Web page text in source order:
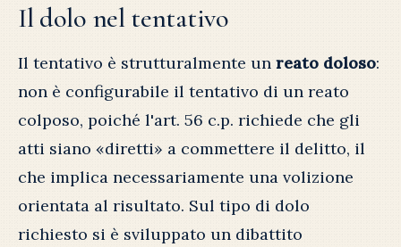
Il dolo nel tentativo
Il tentativo è strutturalmente un reato doloso:
non è configurabile il tentativo di un reato
colposo, poiché l'art. 56 c.p. richiede che gli
atti siano «diretti» a commettere il delitto, il
che implica necessariamente una volizione
orientata al risultato. Sul tipo di dolo
richiesto si è sviluppato un dibattito